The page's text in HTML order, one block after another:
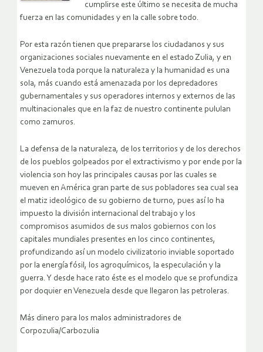
cumplirse este último se necesita de mucha
fuerza en las comunidades y en la calle sobre todo.
Por esta razón tienen que prepararse los ciudadanos y sus
organizaciones sociales nuevamente en el estado Zulia, y en
Venezuela toda porque la naturaleza y la humanidad es una
sola, más cuando está amenazada por los depredadores
gubernamentales y sus operadores internos y externos de las
multinacionales que en la faz de nuestro continente pululan
como zamuros.
La defensa de la naturaleza, de los territorios y de los derechos
de los pueblos golpeados por el extractivismo y por ende por la
violencia son hoy las principales causas por las cuales se
mueven en América gran parte de sus pobladores sea cual sea
el matiz ideológico de su gobierno de turno, pues así lo ha
impuesto la división internacional del trabajo y los
compromisos asumidos de sus malos gobiernos con los
capitales mundiales presentes en los cinco continentes,
profundizando así un modelo civilizatorio inviable soportado
por la energía fósil, los agroquímicos, la especulación y la
guerra. Y desde hace rato éste es el modelo que se profundiza
por doquier en Venezuela desde que llegaron las petroleras.
Más dinero para los malos administradores de
Corpozulia/Carbozulia